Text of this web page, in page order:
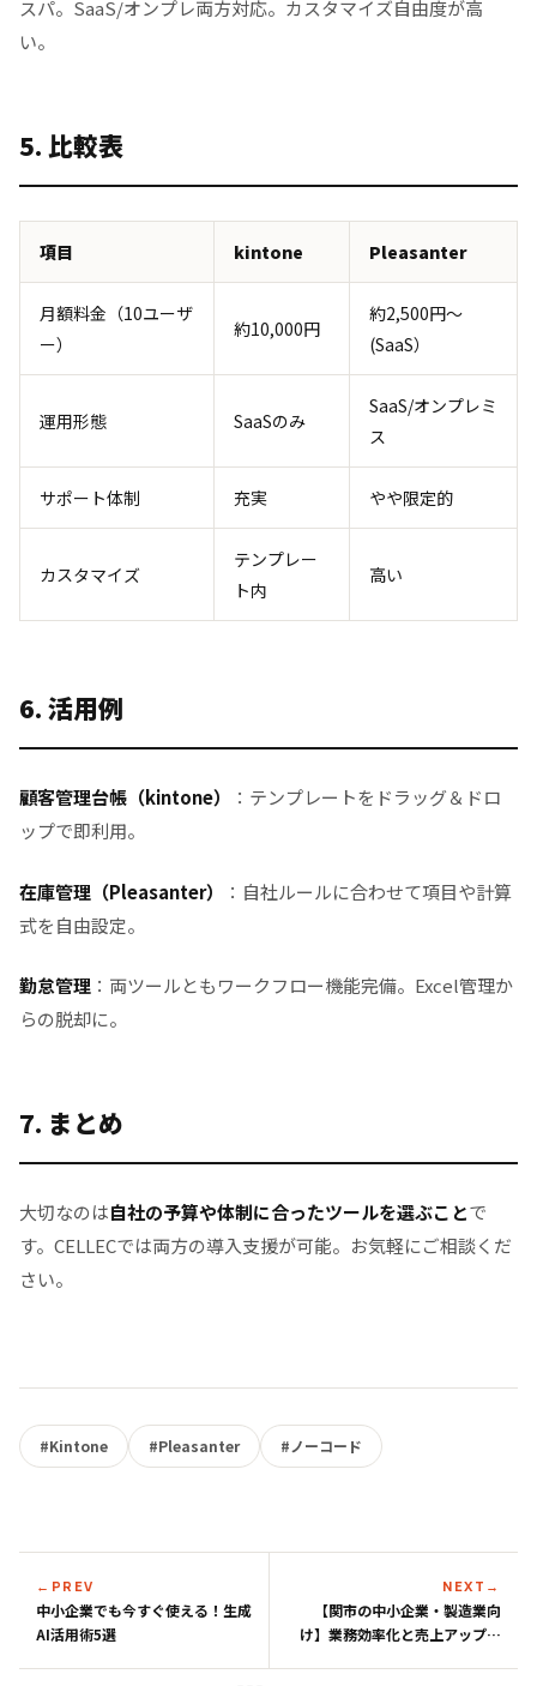
スパ。SaaS/オンプレ両方対応。カスタマイズ自由度が高
い。
5. 比較表
項目 kintone Pleasanter
月額料金（10ユーザ
ー）
約10,000円
約2,500円〜
(SaaS）
運用形態 SaaSのみ
SaaS/オンプレミ
ス
サポート体制 充実 やや限定的
カスタマイズ
テンプレー
ト内
高い
6. 活用例
顧客管理台帳（kintone）
：テンプレートをドラッグ＆ドロ
ップで即利用。
在庫管理（Pleasanter）
：自社ルールに合わせて項目や計算
式を自由設定。
勤怠管理 ：両ツールともワークフロー機能完備。Excel管理か
らの脱却に。
7. まとめ
大切なのは自社の予算や体制に合ったツールを選ぶことで
す。CELLECでは両方の導入支援が可能。お気軽にご相談くだ
さい。
#Kintone #Pleasanter #ノーコード
← PREV
中小企業でも今すぐ使える！生成
AI活用術5選
NEXT →
【関市の中小企業・製造業向
け】業務効率化と売上アップを